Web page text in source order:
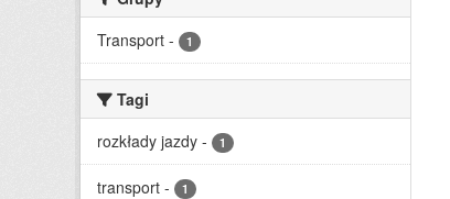
Transport - 1
Tagi
rozkłady jazdy - 1
transport - 1